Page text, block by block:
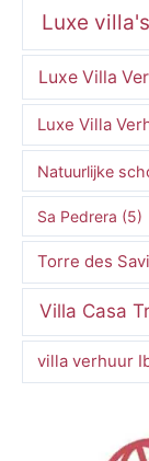
Luxe
Luxe Villa
Luxe Villa
Natuurlijke
Sa Pedrera (5)
Torre des
Villa Casa
villa verhuur